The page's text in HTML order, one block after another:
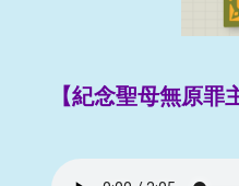
【紀念聖母無原